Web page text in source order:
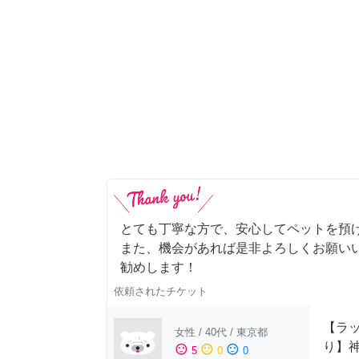
とても丁寧な方で、安心してペットを預
また、機会があれば是非よろしくお願い
勧めします！
依頼されたチケット
女性 / 40代 / 東京都
sentiment_satisfied 5 sentiment_neutral 0 sentiment_dissatisfied 0
【ラ
り】